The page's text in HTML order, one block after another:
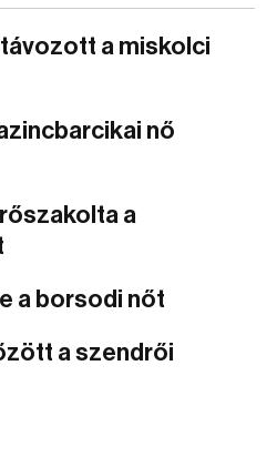
a miskolci
nő
a
a borsodi nőt
a szendrői